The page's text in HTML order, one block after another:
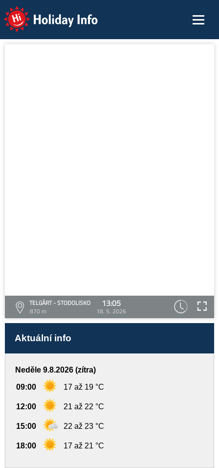
Holiday Info
TELGÁRT - STODOLISKO
870 m
13:05
18. 5. 2026
Aktuální info
Neděle 9.8.2026 (zítra)
09:00 17 až 19 °C
12:00 21 až 22 °C
15:00 22 až 23 °C
18:00 17 až 21 °C